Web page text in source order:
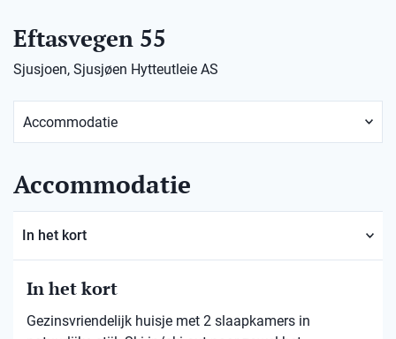
Eftasvegen 55
Sjusjoen, Sjusjøen Hytteutleie AS
Accommodatie
In het kort
In het kort
Gezinsvriendelijk huisje met 2 slaapkamers in